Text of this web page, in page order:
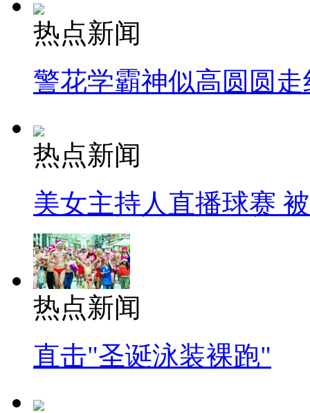
热点新闻
警花学霸神似高圆圆走
热点新闻
美女主持人直播球赛
热点新闻
直击"圣诞泳装裸跑"